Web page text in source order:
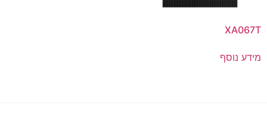
XA067T
מידע נוסף